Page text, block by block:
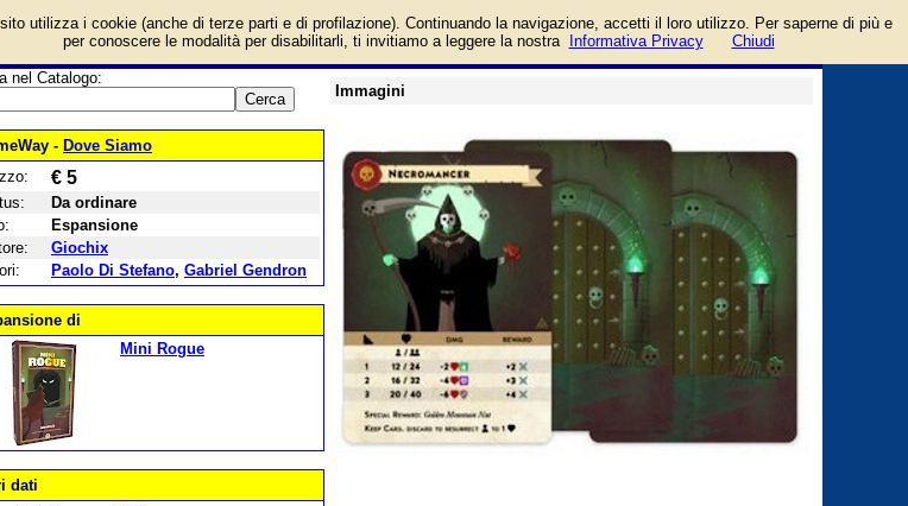
guida
Vecchi Dei e prezzo di vendita. Prodotto da Giochix
nel Catalogo:
- Dove Siamo
€ 5
Da ordinare
Espansione
Giochix
Paolo Di Stefano, Gabriel Gendron
di
Mini Rogue
dati
Immagini
utilizza i cookie (anche di terze parti e di profilazione). Continuando la navigazione, accetti il loro utilizzo. Per saperne di più e
per conoscere le modalità per disabilitarli, ti invitiamo a leggere la nostra
Informativa Privacy Chiudi